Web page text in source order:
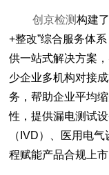
创京检测构建
+整改”综合服务体
供一站式解决方案
少企业多机构对接
务，帮助企业平均
性，提供漏电测试
（IVD）、医用电
程赋能产品合规上市